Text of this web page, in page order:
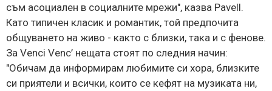
съм асоциален в социалните мрежи", казва Pavell.
Като типичен класик и романтик, той предпочита
общуването на живо - както с близки, така и с фенове.
За Venci Venc’ нещата стоят по следния начин:
"Обичам да информирам любимите си хора, близките
си приятели и всички, които се кефят на музиката ни,